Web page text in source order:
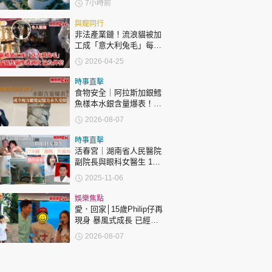
7小時前
與寵同行
非法產業鏈！流浪貓被加
工成「意大利兔毛」每年
千萬隻貓慘遭剝皮 貓淪為
外套和手套
2026-04-25
時事直擊
食物安全｜阿拉斯加銀鱈
魚樣本水銀含量爆表！或
令視力聽覺記憶力永久受
損
2026-08-07
時事直擊
活春宮｜湖南省人民醫院
副院長與眼科女醫生 17
分鐘「激戰」片流出 動作
露骨 網上瘋傳
2025-11-06
娛樂焦點
愛．回家│15歲Philip仔再
現身 暴風式成長 已經高
過「三太」樊亦敏！
2026-08-07